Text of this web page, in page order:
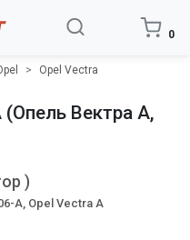
0
Opel Vectra
Вектра A,
)
A, Opel Vectra A